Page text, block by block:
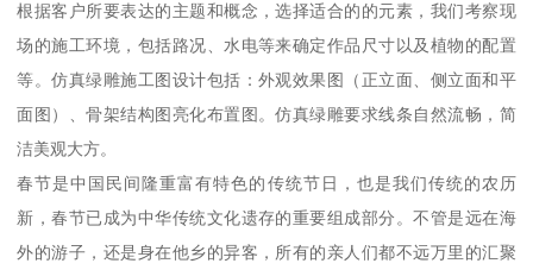
根据客户所要表达的主题和概念，选择适合的的元素，我们考察现
场的施工环境，包括路况、水电等来确定作品尺寸以及植物的配置
等。仿真绿雕施工图设计包括：外观效果图（正立面、侧立面和平
面图）、骨架结构图亮化布置图。仿真绿雕要求线条自然流畅，简
洁美观大方。
春节是中国民间隆重富有特色的传统节日，也是我们传统的农历
新，春节已成为中华传统文化遗存的重要组成部分。不管是远在海
外的游子，还是身在他乡的异客，所有的亲人们都不远万里的汇聚